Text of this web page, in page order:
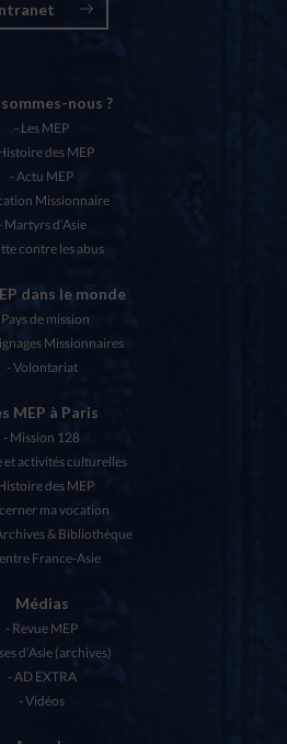
nous ?
Les MEP
des MEP
Actu MEP
Missionnaire
Martyrs d’Asie
contre les abus
dans le monde
Pays de mission
Missionnaires
Volontariat
MEP à Paris
Mission 128
et activités culturelles
des MEP
ma vocation
& Bibliothèque
France-Asie
Médias
Revue MEP
d’Asie (archives)
AD EXTRA
Vidéos